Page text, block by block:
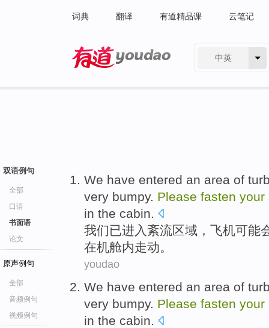
词典 翻译 有道精品课 云笔记
中英
双语例句
全部
口语
书面语
论文
原声例句
全部
音频例句
视频例句
We have entered an area of
very bumpy. Please fasten your
in the cabin.
我们已进入 紊流区域 ， 飞机可能
在机舱内走动。
youdao
We have entered an area of
very bumpy. Please fasten your
in the cabin.